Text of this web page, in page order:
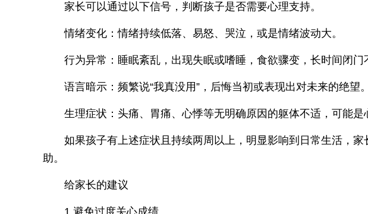
家长可以通过以下信号，判断孩子是否需要心理支持。
情绪变化：情绪持续低落、易怒、哭泣，或是情绪波动大。
行为异常：睡眠紊乱，出现失眠或嗜睡，食欲骤变，长时间闭门
语言暗示：频繁说“我真没用”，后悔当初或表现出对未来的绝望。
生理症状：头痛、胃痛、心悸等无明确原因的躯体不适，可能是
如果孩子有上述症状且持续两周以上，明显影响到日常生活，
助。
给家长的建议
1.避免过度关心成绩。